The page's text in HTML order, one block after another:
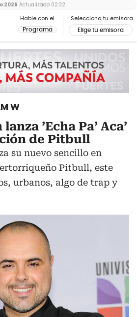
Hable con el
Programa
Selecciona tu emisora
Elige tu emisora
2026 Actualizado 02:32
W
’Echa Pa’ Aca’
de Pitbull
su nuevo sencillo en
Pitbull, este
urbanos, algo de trap y